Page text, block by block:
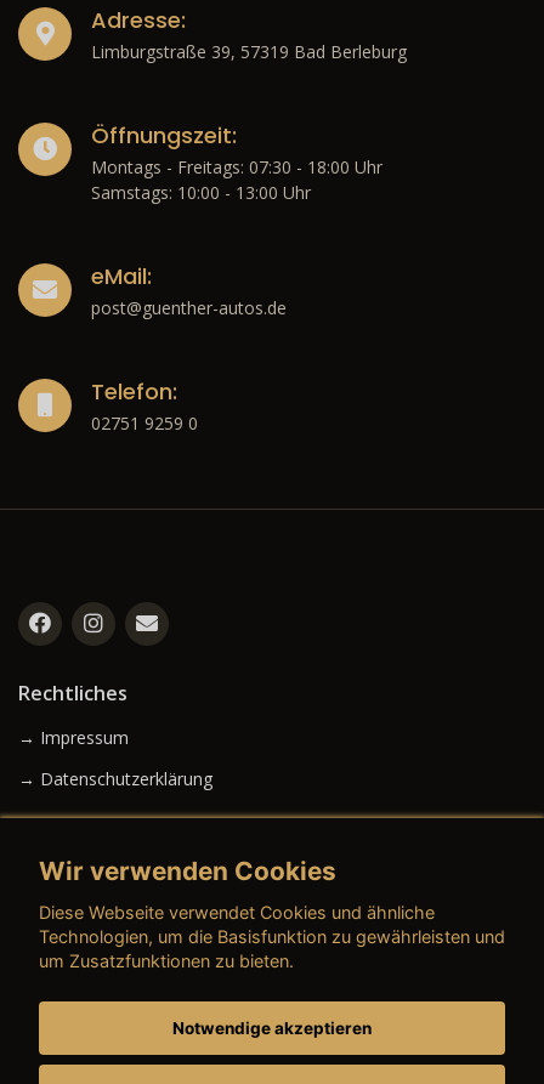
Adresse:
Limburgstraße 39, 57319 Bad Berleburg
Öffnungszeit:
Montags - Freitags: 07:30 - 18:00 Uhr
Samstags: 10:00 - 13:00 Uhr
eMail:
post@guenther-autos.de
Telefon:
02751 9259 0
Rechtliches
→ Impressum
→ Datenschutzerklärung
→ AGB (Gebrauchtwagen)
→ AGB (Teile & Zubehör)
Wir verwenden Cookies
Diese Webseite verwendet Cookies und ähnliche
Technologien, um die Basisfunktion zu gewährleisten und
um Zusatzfunktionen zu bieten.
Notwendige akzeptieren